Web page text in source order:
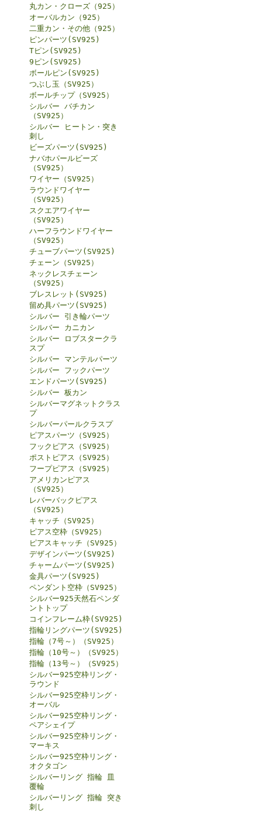
丸カン・クローズ（925）
オーバルカン（925）
二重カン・その他（925）
ピンパーツ(SV925)
Tピン(SV925)
9ピン(SV925)
ボールピン(SV925)
つぶし玉（SV925）
ボールチップ（SV925）
シルバー バチカン
（SV925）
シルバー ヒートン・突き
刺し
ビーズパーツ(SV925)
ナバホパールビーズ
（SV925）
ワイヤー（SV925）
ラウンドワイヤー
（SV925）
スクエアワイヤー
（SV925）
ハーフラウンドワイヤー
（SV925）
チューブパーツ(SV925)
チェーン（SV925）
ネックレスチェーン
（SV925）
ブレスレット(SV925)
留め具パーツ(SV925)
シルバー 引き輪パーツ
シルバー カニカン
シルバー ロブスタークラ
スプ
シルバー マンテルパーツ
シルバー フックパーツ
エンドパーツ(SV925)
シルバー 板カン
シルバーマグネットクラス
プ
シルバーパールクラスプ
ピアスパーツ（SV925）
フックピアス（SV925）
ポストピアス（SV925）
フープピアス（SV925）
アメリカンピアス
（SV925）
レバーバックピアス
（SV925）
キャッチ（SV925）
ピアス空枠（SV925）
ピアスキャッチ（SV925）
デザインパーツ(SV925)
チャームパーツ(SV925)
金具パーツ(SV925)
ペンダント空枠（SV925）
シルバー925天然石ペンダ
ントトップ
コインフレーム枠(SV925)
指輪リングパーツ(SV925)
指輪（7号～）（SV925）
指輪（10号～）（SV925）
指輪（13号～）（SV925）
シルバー925空枠リング・
ラウンド
シルバー925空枠リング・
オーバル
シルバー925空枠リング・
ペアシェイプ
シルバー925空枠リング・
マーキス
シルバー925空枠リング・
オクタゴン
シルバーリング 指輪 皿
覆輪
シルバーリング 指輪 突き
刺し